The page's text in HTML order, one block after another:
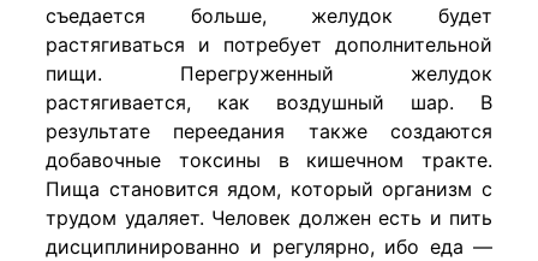
съедается больше, желудок будет
растягиваться и потребует дополнительной
пищи. Перегруженный желудок
растягивается, как воздушный шар. В
результате переедания также создаются
добавочные токсины в кишечном тракте.
Пища становится ядом, который организм с
трудом удаляет. Человек должен есть и пить
дисциплинированно и регулярно, ибо еда —